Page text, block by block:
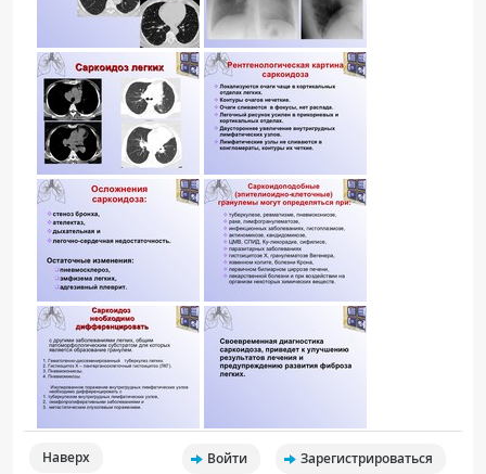
Наверх Войти Зарегистрироваться